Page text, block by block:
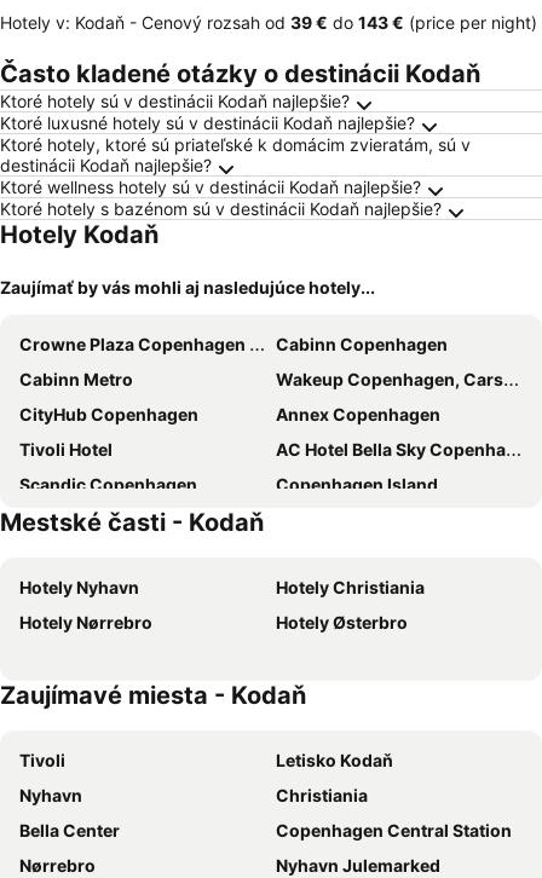
Hotely v: Kodaň - Cenový rozsah od ‎39 € do ‎143 € (price per night)
Často kladené otázky o destinácii Kodaň
Ktoré hotely sú v destinácii Kodaň najlepšie?
Ktoré luxusné hotely sú v destinácii Kodaň najlepšie?
Ktoré hotely, ktoré sú priateľské k domácim zvieratám, sú v
destinácii Kodaň najlepšie?
Ktoré wellness hotely sú v destinácii Kodaň najlepšie?
Ktoré hotely s bazénom sú v destinácii Kodaň najlepšie?
Hotely Kodaň
Zaujímať by vás mohli aj nasledujúce hotely...
Crowne Plaza Copenhagen Towers by IHG
Cabinn Copenhagen
Cabinn Metro
Wakeup Copenhagen, Carsten Niebuhrs Gade
CityHub Copenhagen
Annex Copenhagen
Tivoli Hotel
AC Hotel Bella Sky Copenhagen
Scandic Copenhagen
Copenhagen Island
Go Hotel Saga
NH Collection Copenhagen
Moxy Copenhagen Sydhavnen
Copenhagen Marriott Hotel
a&o København Sydhavn
Cabinn City
a&o København Nørrebro
City Hotel Nebo
Radisson Blu Scandinavia Hotel, Copenhagen
Hotel D'Angleterre
Comwell Copenhagen Portside Dolce by Wyndham
Ascot Hotel
CPH Studio Hotel
Scandic Sydhavnen
Absalon Hotel
Mestské časti - Kodaň
Hotely Nyhavn
Hotely Christiania
Hotely Nørrebro
Hotely Østerbro
Zaujímavé miesta - Kodaň
Tivoli
Letisko Kodaň
Nyhavn
Christiania
Bella Center
Copenhagen Central Station
Nørrebro
Nyhavn Julemarked